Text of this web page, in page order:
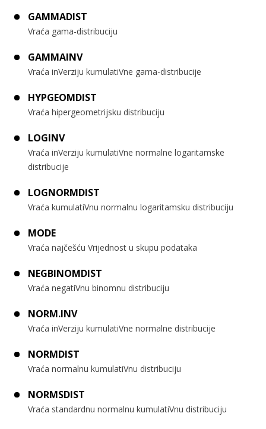
GAMMADIST
Vraća gama-distribuciju
GAMMAINV
Vraća inVerziju kumulatiVne gama-distribucije
HYPGEOMDIST
Vraća hipergeometrijsku distribuciju
LOGINV
Vraća inVerziju kumulatiVne normalne logaritamske
distribucije
LOGNORMDIST
Vraća kumulatiVnu normalnu logaritamsku distribuciju
MODE
Vraća najčešću Vrijednost u skupu podataka
NEGBINOMDIST
Vraća negatiVnu binomnu distribuciju
NORM.INV
Vraća inVerziju kumulatiVne normalne distribucije
NORMDIST
Vraća normalnu kumulatiVnu distribuciju
NORMSDIST
Vraća standardnu normalnu kumulatiVnu distribuciju